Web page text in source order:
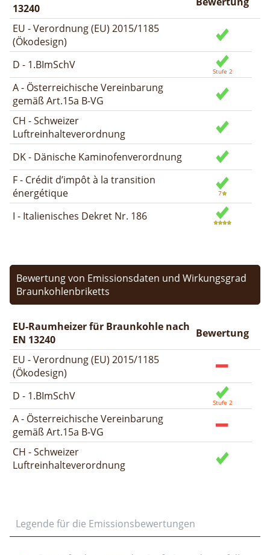
13240
EU - Verordnung (EU) 2015/1185
(Ökodesign)
D - 1.BImSchV
A - Österreichische Vereinbarung
gemäß Art.15a B-VG
CH - Schweizer
Luftreinhalteverordnung
DK - Dänische Kaminofenverordnung
F - Crédit d’impôt à la transition
énergétique
I - Italienisches Dekret Nr. 186
Bewertung von Emissionsdaten und Wirkungsgrad
Braunkohlenbriketts
EU-Raumheizer für Braunkohle nach
EN 13240
Bewertung
EU - Verordnung (EU) 2015/1185
(Ökodesign)
D - 1.BImSchV
A - Österreichische Vereinbarung
gemäß Art.15a B-VG
CH - Schweizer
Luftreinhalteverordnung
Legende für die Emissionsbewertungen